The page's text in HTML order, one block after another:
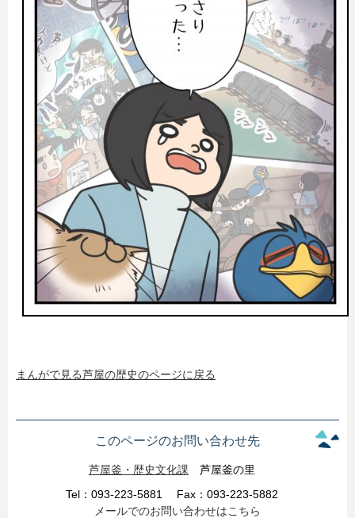
まんがで見る芦屋の歴史のページに戻る
このページのお問い合わせ先
芦屋釜・歴史文化課
芦屋釜の里
Tel：093-223-5881
Fax：093-223-5882
メールでのお問い合わせはこちら